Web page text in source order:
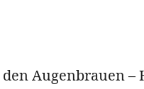
Augenbrauen –